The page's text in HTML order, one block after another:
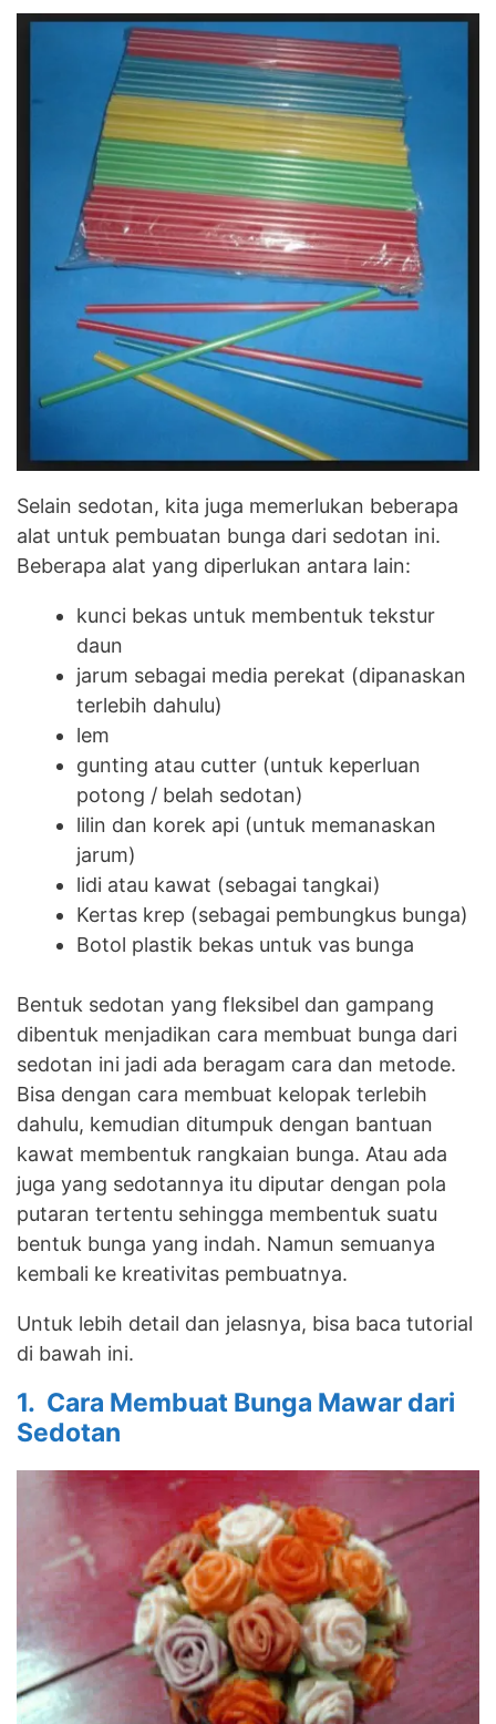
Selain sedotan, kita juga memerlukan beberapa
alat untuk pembuatan bunga dari sedotan ini.
Beberapa alat yang diperlukan antara lain:
kunci bekas untuk membentuk tekstur
daun
jarum sebagai media perekat (dipanaskan
terlebih dahulu)
lem
gunting atau cutter (untuk keperluan
potong / belah sedotan)
lilin dan korek api (untuk memanaskan
jarum)
lidi atau kawat (sebagai tangkai)
Kertas krep (sebagai pembungkus bunga)
Botol plastik bekas untuk vas bunga
Bentuk sedotan yang fleksibel dan gampang
dibentuk menjadikan cara membuat bunga dari
sedotan ini jadi ada beragam cara dan metode.
Bisa dengan cara membuat kelopak terlebih
dahulu, kemudian ditumpuk dengan bantuan
kawat membentuk rangkaian bunga. Atau ada
juga yang sedotannya itu diputar dengan pola
putaran tertentu sehingga membentuk suatu
bentuk bunga yang indah. Namun semuanya
kembali ke kreativitas pembuatnya.
Untuk lebih detail dan jelasnya, bisa baca tutorial
di bawah ini.
1. Cara Membuat Bunga Mawar dari
Sedotan